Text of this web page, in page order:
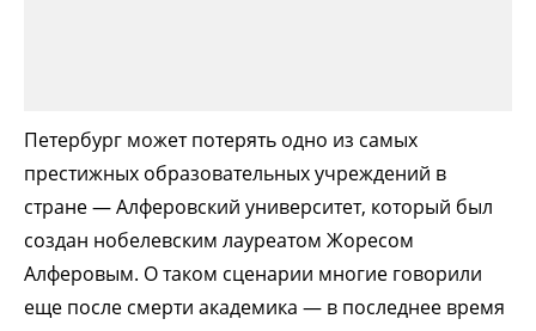
Петербург может потерять одно из самых
престижных образовательных учреждений в
стране — Алферовский университет, который был
создан нобелевским лауреатом Жоресом
Алферовым. О таком сценарии многие говорили
еще после смерти академика — в последнее время